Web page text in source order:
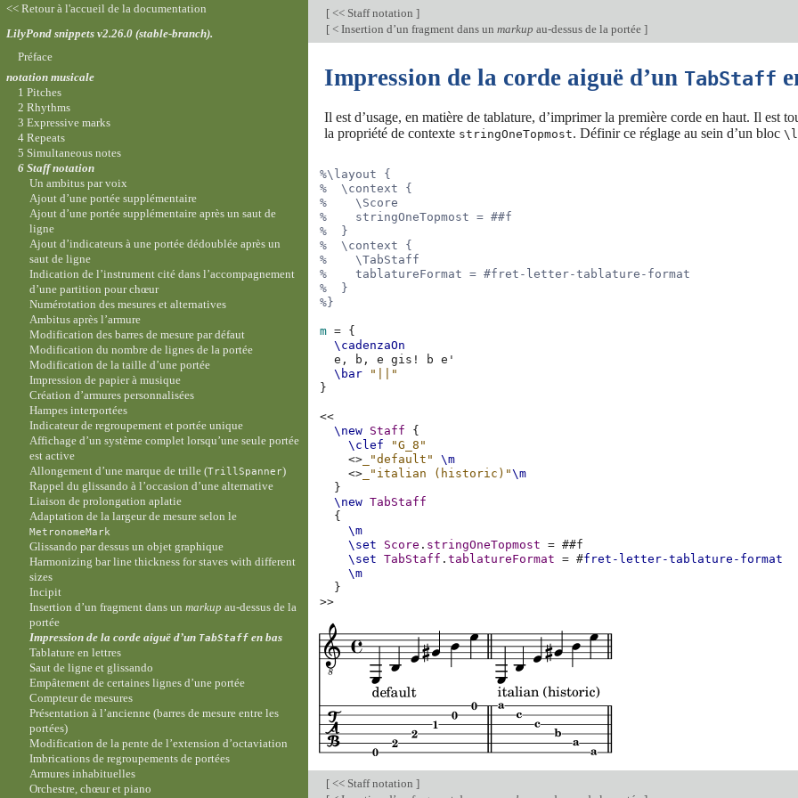
[ << Staff notation ]
[ < Insertion d’un fragment dans un markup au-dessus de la portée ]
Impression de la corde aiguë d’un TabStaff
Il est d’usage, en matière de tablature, d’imprimer la première corde en haut. Il est
la propriété de contexte stringOneTopmost. Définir ce réglage au sein d’un bloc
%\layout {
%  \context {
%    \Score
%    stringOneTopmost = ##f
%  }
%  \context {
%    \TabStaff
%    tablatureFormat = #fret-letter-tablature-format
%  }
%}
m = {
\cadenzaOn
e,
b, e gis! b
e'
\bar
"||"
}
<<
\new Staff
{
\clef
"G_8"
<> _"default"
\m
<> _"italian (historic)"\m
}
\new TabStaff
{
\m
\set
Score . stringOneTopmost = ##f
\set
TabStaff .tablatureFormat = #fret-letter-tablature-format
\m
}
>>
[ << Staff notation ]
<< Retour à l'accueil de la documentation
LilyPond snippets v2.26.0 (stable-branch).
Préface
notation musicale
1 Pitches
2 Rhythms
3 Expressive marks
4 Repeats
5 Simultaneous notes
6 Staff notation
Un ambitus par voix
Ajout d’une portée supplémentaire
Ajout d’une portée supplémentaire après un saut de
ligne
Ajout d’indicateurs à une portée dédoublée après un
saut de ligne
Indication de l’instrument cité dans l’accompagnement
d’une partition pour chœur
Numérotation des mesures et alternatives
Ambitus après l’armure
Modification des barres de mesure par défaut
Modification du nombre de lignes de la portée
Modification de la taille d’une portée
Impression de papier à musique
Création d’armures personnalisées
Hampes interportées
Indicateur de regroupement et portée unique
Affichage d’un système complet lorsqu’une seule portée
est active
Allongement d’une marque de trille (TrillSpanner)
Rappel du glissando à l’occasion d’une alternative
Liaison de prolongation aplatie
Adaptation de la largeur de mesure selon le
MetronomeMark
Glissando par dessus un objet graphique
Harmonizing bar line thickness for staves with different
sizes
Incipit
Insertion d’un fragment dans unmarkup au-dessus de la
portée
Impression de la corde aiguë d’un TabStaff en bas
Tablature en lettres
Saut de ligne et glissando
Empâtement de certaines lignes d’une portée
Compteur de mesures
Présentation à l’ancienne (barres de mesure entre les
portées)
Modification de la pente de l’extension d’octaviation
Imbrications de regroupements de portées
Armures inhabituelles
Orchestre, chœur et piano